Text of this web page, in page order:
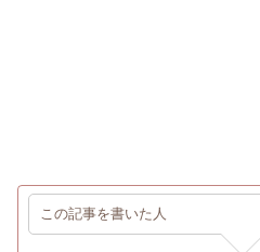
この記事を書いた人